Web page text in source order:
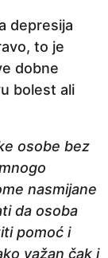
depresija
to je
dobne
bolest ali
osobe bez
nasmijane
da osoba
pomoć i
važan čak i